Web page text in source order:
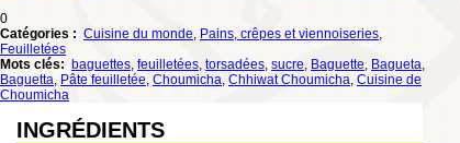
0
Catégories : Cuisine du monde, Pains, crêpes et viennoiseries,
Feuilletées
Mots clés: baguettes, feuilletées, torsadées, sucre, Baguette, Bagueta,
Baguetta, Pâte feuilletée, Choumicha, Chhiwat Choumicha, Cuisine de
Choumicha
INGRÉDIENTS